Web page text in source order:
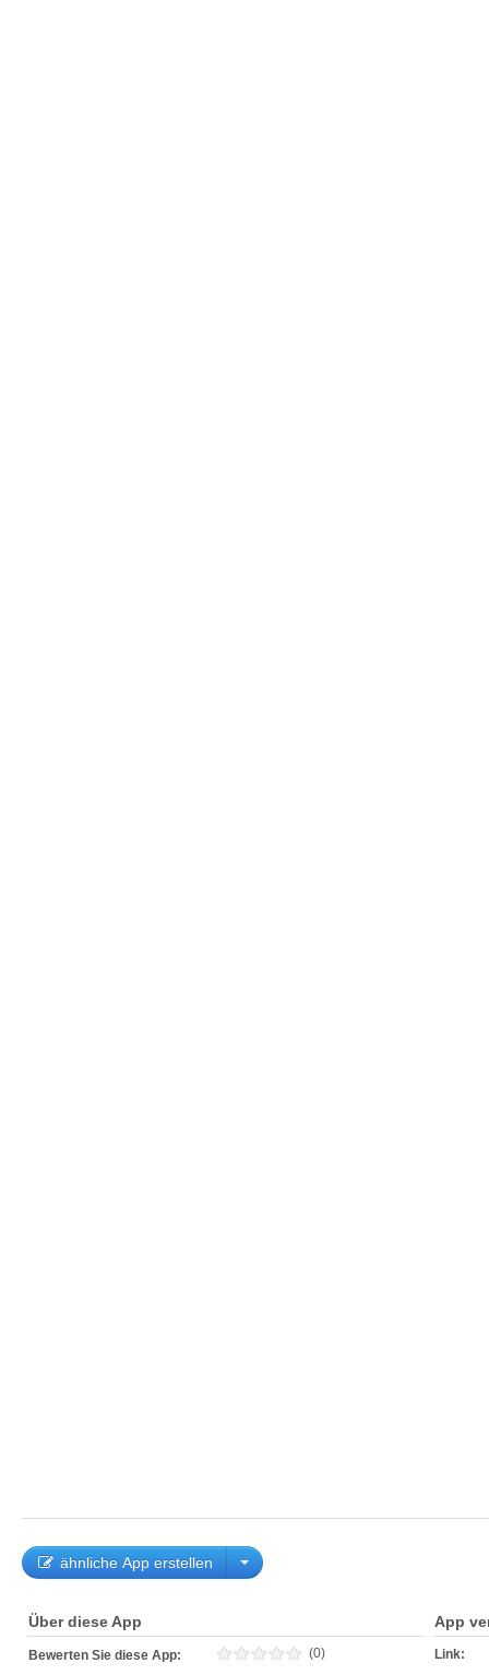
ähnliche App erstellen
Über diese App
Bewerten Sie diese App: (0)
App
Link: